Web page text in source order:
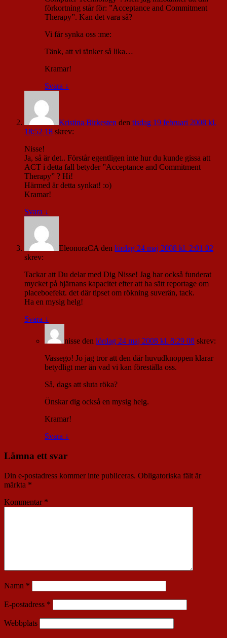
förkortning står för: ”Acceptance and Commitment
Therapy”. Kan det vara så?
Vi får synka oss :me:
Tänk, att vi tänker så lika…
Kramar!
Svara ↓
Kristina Birkesten den tisdag 19 februari 2008 kl.
18:52 18 skrev:
Nisse!
Ja, så är det.. Förstår egentligen inte hur du kunde gissa att
ACT i detta fall betyder ”Acceptance and Commitment
Therapy” ? Hi!
Härmed är detta synkat! :o)
Kramar!
Svara ↓
EleonoraCA den lördag 24 maj 2008 kl. 2:01 02
skrev:
Tackar att Du delar med Dig Nisse! Jag har också funderat
mycket på hjärnans kapacitet efter att ha sätt reportage om
placeboefekt. det där tipset om rökning suverän, tack.
Ha en mysig helg!
Svara ↓
nisse den lördag 24 maj 2008 kl. 8:29 08 skrev:
Vassego! Jo jag tror att den där huvudknoppen klarar
betydligt mer än vad vi kan föreställa oss.
Så, dags att sluta röka?
Önskar dig också en mysig helg.
Kramar!
Svara ↓
Lämna ett svar
Din e-postadress kommer inte publiceras. Obligatoriska fält är
märkta *
Kommentar *
Namn *
E-postadress *
Webbplats